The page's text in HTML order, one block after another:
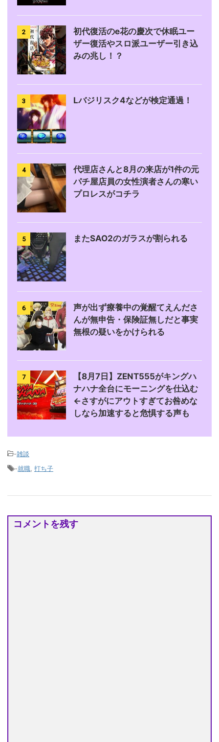
2
初代復活のe花の慶次で休眠ユー
ザー復活やスロ派ユーザー引き込
みの兆し！？
3 Lバジリスク4などが検定通過！
4
代理店さんと8月の来店が1件の元
パチ屋店員の女性演者さんの寒い
プロレスがコチラ
5 またSAO2のガラスが割られる
6
声が出ず療養中の覚醒てえんださ
んが無申告・保険証無しだと事実
無根の疑いをかけられる
7
【8月7日】ZENT555がキングハ
ナハナ全台にモーニングを仕込む
←さすがにアウトすぎてお咎めな
しなら加速すると危惧する声も
-雑談
-就職 打ち子
コメントを残す